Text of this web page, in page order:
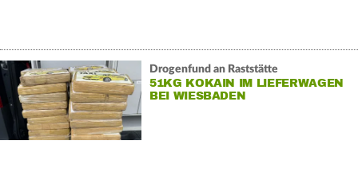
Drogenfund an Raststätte
51KG KOKAIN IM LIEFERWAGEN
BEI WIESBADEN